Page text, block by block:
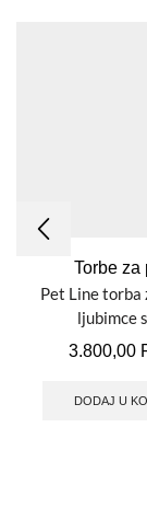
Torbe za
Pet Line torba
ljubimce
3.800,00
DODAJ U